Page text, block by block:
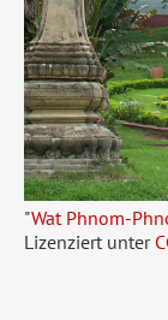
"Wat Phnom-
Lizenziert unter